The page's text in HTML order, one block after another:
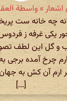
» واسطة
چه خانه ست
یکی غرفه ز
و گل این لطف
چرخ آمده برجی
ارم آن کش به جهان
[...]